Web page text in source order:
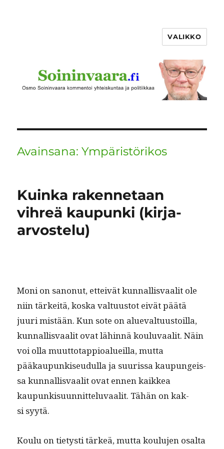
VALIKKO
Avainsana:Ympäristörikos
Kuinka rakennetaan
vihreä kaupunki (kirja-
arvostelu)
Moni on sanonut, etteivät kun­nal­lis­vaalit ole
niin tärkeitä, kos­ka val­tu­us­tot eivät päätä
juuri mis­tään. Kun sote on alue­val­tu­us­toil­la,
kun­nal­lis­vaalit ovat lähin­nä koulu­vaalit. Näin
voi olla muut­to­tap­pioalueil­la, mut­ta
pääkaupunkiseudul­la ja suuris­sa kaupungeis­
sa kun­nal­lis­vaalit ovat ennen kaikkea
kaupunkisu­un­nit­telu­vaalit. Tähän on kak­
si syytä.
Koulu on tietysti tärkeä, mut­ta koulu­jen osalta